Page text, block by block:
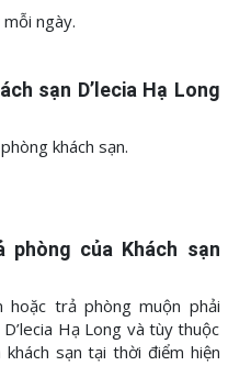
ngày.
sạn D’lecia Hạ Long
khách sạn.
phòng của Khách sạn
hoặc trả phòng muộn phải
Hạ Long và tùy thuộc
sạn tại thời điểm hiện